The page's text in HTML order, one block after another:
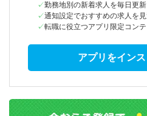
勤務地別の新着求人を毎日更新
通知設定でおすすめの求人を
転職に役立つアプリ限定コン
アプリをイン